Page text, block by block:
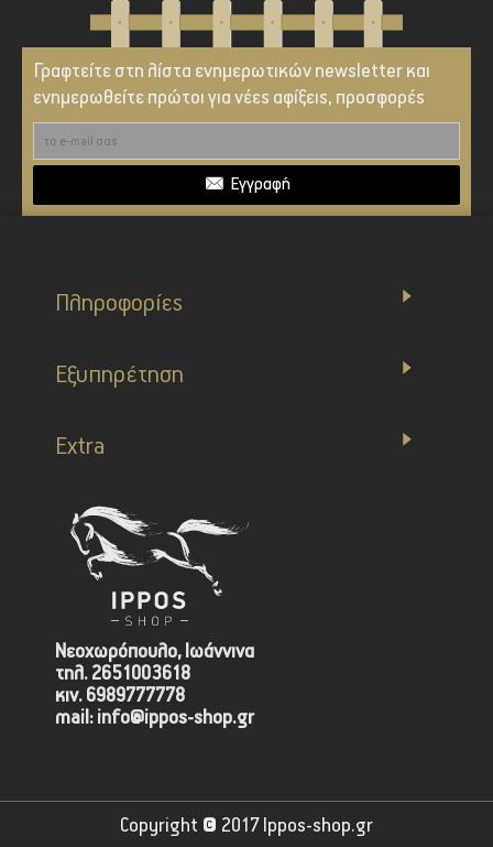
Γραφτείτε στη λίστα ενημερωτικών newsletter και
ενημερωθείτε πρώτοι για νέες αφίξεις, προσφορές
Εγγραφή
Πληροφορίες
Εξυπηρέτηση
Extra
Νεοχωρόπουλο, Ιωάννινα
τηλ. 2651003618
κιν. 6989777778
mail: info@ippos-shop.gr
Copyright © 2017 Ippos-shop.gr